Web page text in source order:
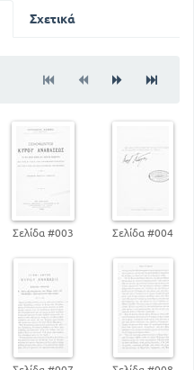
Σχετικά
Σελίδα #003 Σελίδα #004